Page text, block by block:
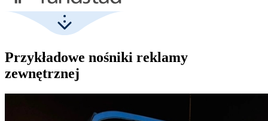
Przykładowe nośniki reklamy
zewnętrznej